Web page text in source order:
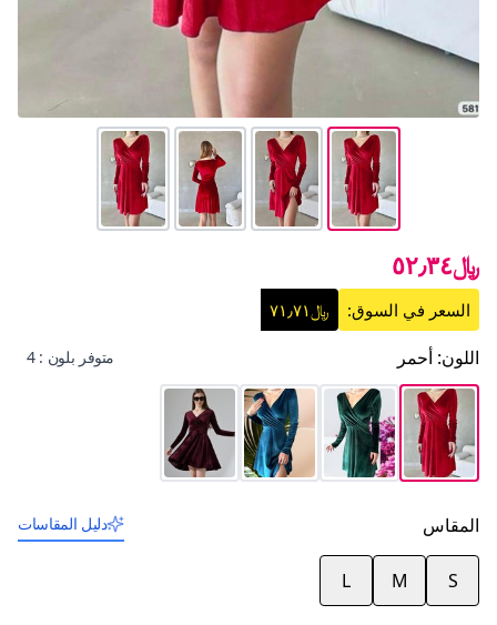
﷼٥٢٫٣٤
السعر في السوق: ﷼٧١٫٧١
اللون: أحمر متوفر بلون : 4
المقاس دليل المقاسات
S
M
L